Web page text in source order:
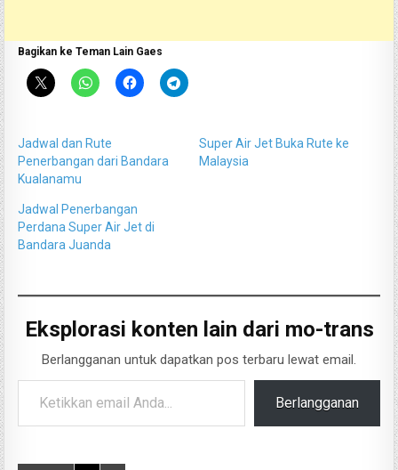
Bagikan ke Teman Lain Gaes
Jadwal dan Rute
Penerbangan dari Bandara
Kualanamu
Super Air Jet Buka Rute ke
Malaysia
Jadwal Penerbangan
Perdana Super Air Jet di
Bandara Juanda
Eksplorasi konten lain dari mo-trans
Berlangganan untuk dapatkan pos terbaru lewat email.
Ketikkan email Anda...
Berlangganan